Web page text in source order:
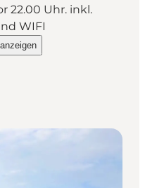
22.00 Uhr. inkl.
WIFI
Fjellebroen Havn"
Fjellebroen Havn on_map